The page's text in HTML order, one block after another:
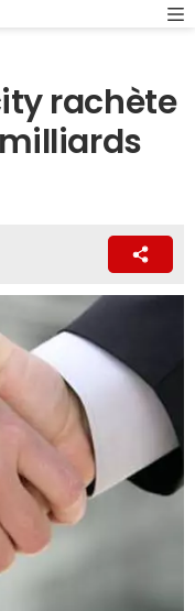
rachète